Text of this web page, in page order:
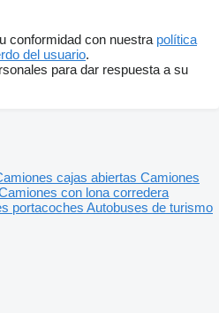
conformidad con nuestra política
del usuario.
para dar respuesta a su
cajas abiertas Camiones
con lona corredera
portacoches Autobuses de turismo